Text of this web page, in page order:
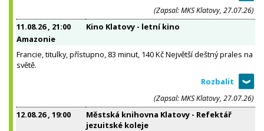
(Zapsal: MKS Klatovy, 27.07.26)
11.08.26, 21:00
Kino Klatovy - letní kino
Amazonie
Francie, titulky, přístupno, 83 minut, 140 Kč Největší deštný prales na
světě.
(Zapsal: MKS Klatovy, 27.07.26)
12.08.26, 19:00
Městská knihovna Klatovy - Refektář
jezuitské koleje